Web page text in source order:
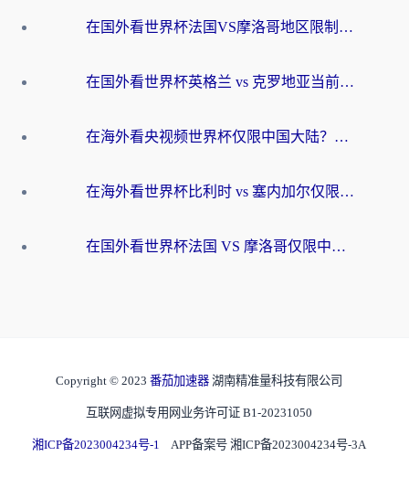
在国外看世界杯法国VS摩洛哥地区限制？这篇指南让你流畅看中文解说无压力
在国外看世界杯英格兰 vs 克罗地亚当前地区不可播放？这篇指南帮你搞定所有海外观赛难题
在海外看央视频世界杯仅限中国大陆？这篇指南帮你解锁中文解说+无卡顿直播
在海外看世界杯比利时 vs 塞内加尔仅限中国大陆？我找到了最流畅的中文解说之路
在国外看世界杯法国 VS 摩洛哥仅限中国大陆？海外党这样看中文解说赛事不卡顿
Copyright © 2023 番茄加速器 湖南精准量科技有限公司
互联网虚拟专用网业务许可证 B1-20231050
湘ICP备2023004234号-1 APP备案号 湘ICP备2023004234号-3A